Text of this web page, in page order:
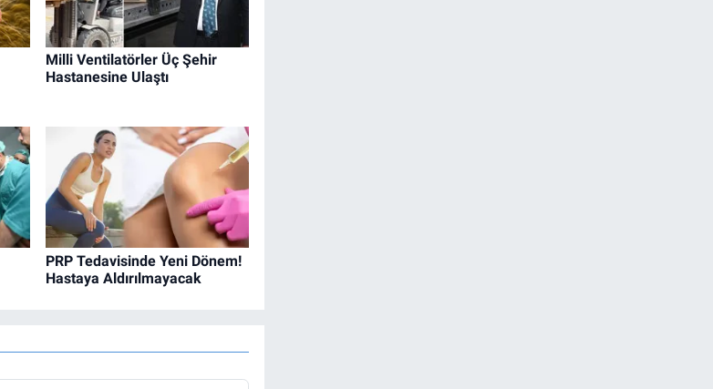
Milli Ventilatörler Üç Şehir
Hastanesine Ulaştı
PRP Tedavisinde Yeni Dönem!
Hastaya Aldırılmayacak